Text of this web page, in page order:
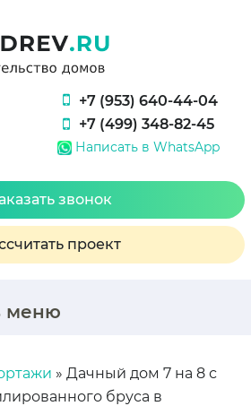
+7 (953) 640-44-04
+7 (499) 348-82-45
Написать в WhatsApp
звонок
проект
меню
» Дачный дом 7 на 8 с
бруса в